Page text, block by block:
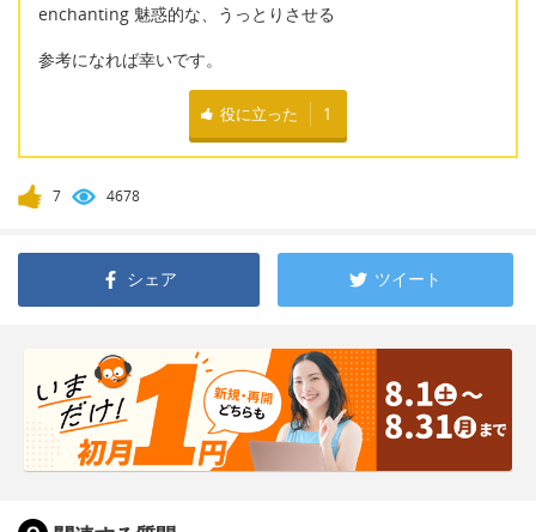
enchanting 魅惑的な、うっとりさせる
参考になれば幸いです。
役に立った 1
7 4678
シェア ツイート